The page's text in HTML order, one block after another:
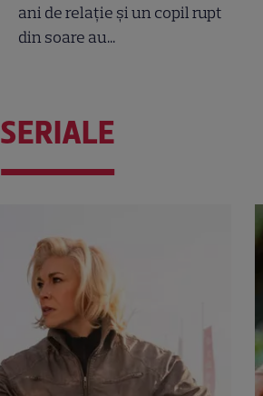
ani de relație și un copil rupt
din soare au...
SERIALE